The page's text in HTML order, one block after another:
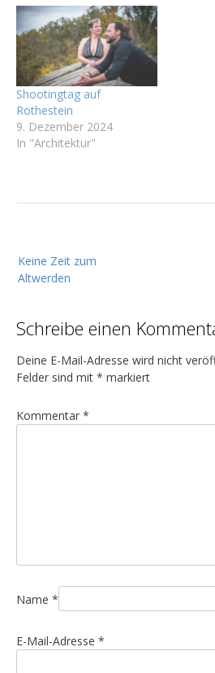
Shootingtag auf
Rothestein
9. Dezember 2024
In "Architektur"
e
t
r
a
g
s
n
t
i
o
n
Keine Zeit zum
Altwerden
Schreibe einen
Deine E-Mail-Adresse wird nicht
Felder sind mit * markiert
Kommentar *
Name *
E-Mail-Adresse *